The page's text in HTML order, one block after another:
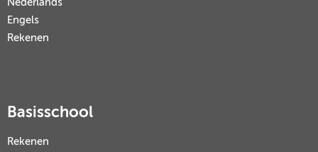
Engels
Rekenen
Basisschool
Rekenen